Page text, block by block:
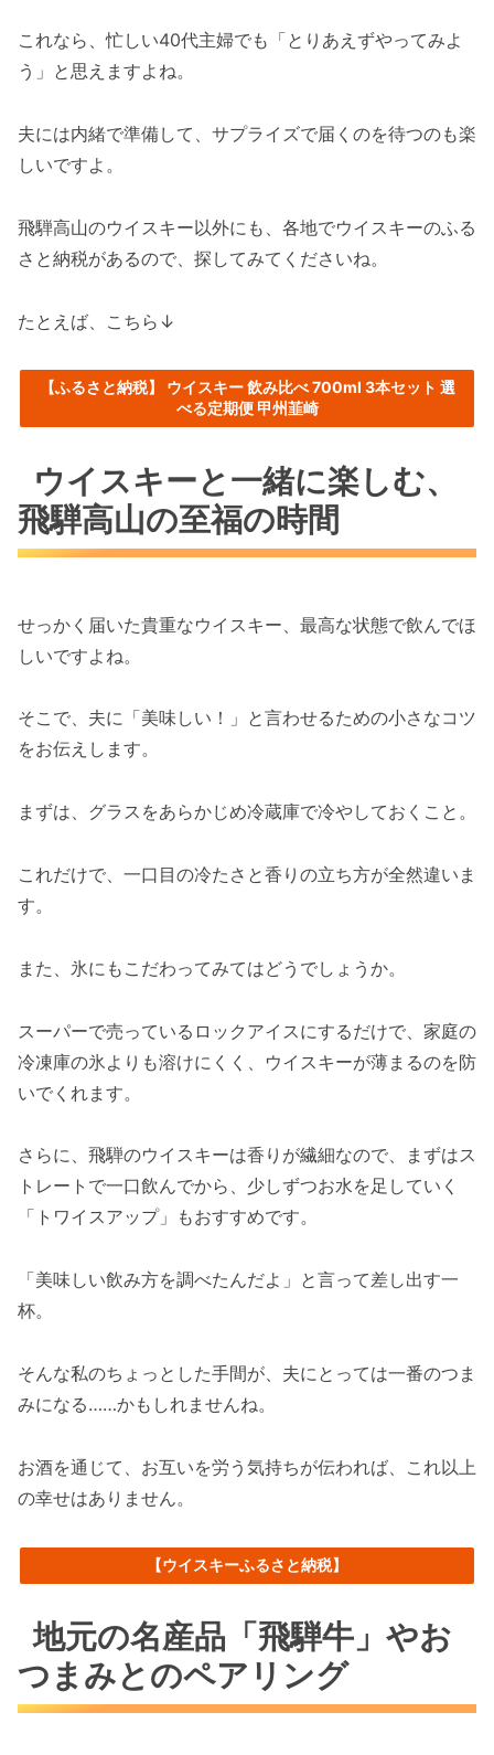
これなら、忙しい40代主婦でも「とりあえずやってみよ
う」と思えますよね。
夫には内緒で準備して、サプライズで届くのを待つのも楽
しいですよ。
飛騨高山のウイスキー以外にも、各地でウイスキーのふる
さと納税があるので、探してみてくださいね。
たとえば、こちら↓
【ふるさと納税】 ウイスキー 飲み比べ 700ml 3本セット 選
べる定期便 甲州韮崎
ウイスキーと一緒に楽しむ、
飛騨高山の至福の時間
せっかく届いた貴重なウイスキー、最高な状態で飲んでほ
しいですよね。
そこで、夫に「美味しい！」と言わせるための小さなコツ
をお伝えします。
まずは、グラスをあらかじめ冷蔵庫で冷やしておくこと。
これだけで、一口目の冷たさと香りの立ち方が全然違いま
す。
また、氷にもこだわってみてはどうでしょうか。
スーパーで売っているロックアイスにするだけで、家庭の
冷凍庫の氷よりも溶けにくく、ウイスキーが薄まるのを防
いでくれます。
さらに、飛騨のウイスキーは香りが繊細なので、まずはス
トレートで一口飲んでから、少しずつお水を足していく
「トワイスアップ」もおすすめです。
「美味しい飲み方を調べたんだよ」と言って差し出す一
杯。
そんな私のちょっとした手間が、夫にとっては一番のつま
みになる……かもしれませんね。
お酒を通じて、お互いを労う気持ちが伝われば、これ以上
の幸せはありません。
【ウイスキーふるさと納税】
地元の名産品「飛騨牛」やお
つまみとのペアリング